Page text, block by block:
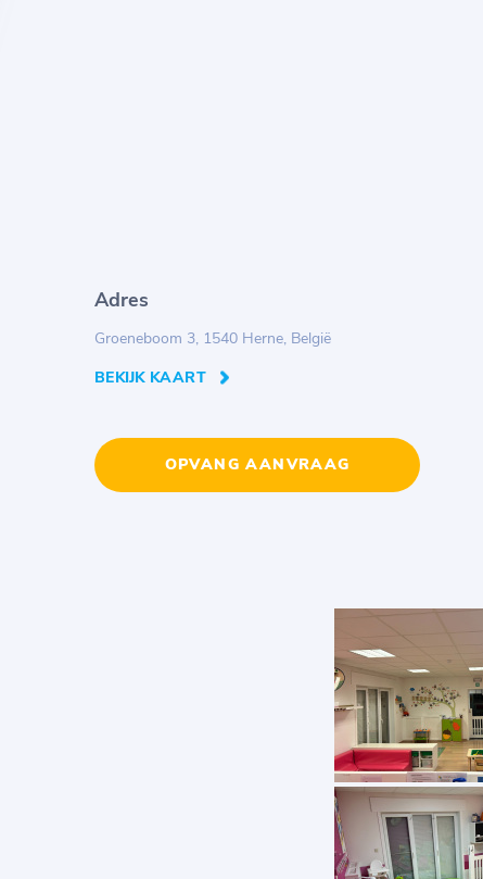
Adres
Groeneboom 3, 1540 Herne, België
BEKIJK KAART
OPVANG AANVRAAG